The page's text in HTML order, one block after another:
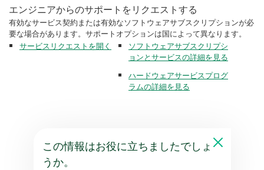
エンジニアからのサポートをリクエストする
有効なサービス契約または有効なソフトウェアサブスクリプションが必
要な場合があります。サポートオプションは国によって異なります。
サービスリクエストを開く
ソフトウェアサブスクリプシ
ョンとサービスの詳細を見る
ハードウェアサービスプログ
ラムの詳細を見る
この情報はお役に立ちましたでしょ
うか。